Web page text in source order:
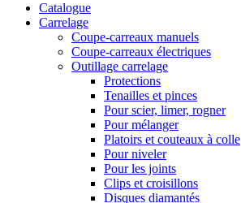
Catalogue
Carrelage
Coupe-carreaux manuels
Coupe-carreaux électriques
Outillage carrelage
Protections
Tenailles et pinces
Pour scier, limer, rogner
Pour mélanger
Platoirs et couteaux à colle
Pour niveler
Pour les joints
Clips et croisillons
Disques diamantés